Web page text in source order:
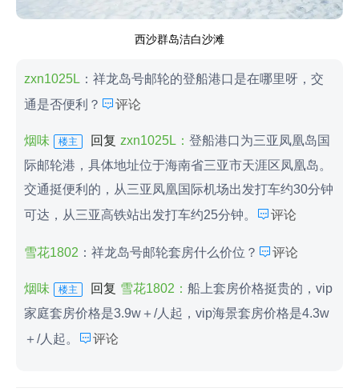
西沙群岛洁白沙滩
zxn1025L ：祥龙岛号邮轮的登船港口是在哪里呀，交
通是否便利？ 评论
烟味 楼主 回复 zxn1025L： 登船港口为三亚凤凰岛国
际邮轮港，具体地址位于海南省三亚市天涯区凤凰岛。
交通挺便利的，从三亚凤凰国际机场出发打车约30分钟
可达，从三亚高铁站出发打车约25分钟。
评论
雪花1802 ：祥龙岛号邮轮套房什么价位？ 评论
烟味 楼主 回复 雪花1802： 船上套房价格挺贵的，vip
家庭套房价格是3.9w＋/人起，vip海景套房价格是4.3w
＋/人起。
评论